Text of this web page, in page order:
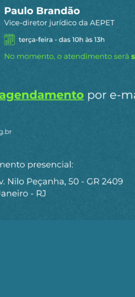
principais
“Cadastrar” você aceita receber nossos